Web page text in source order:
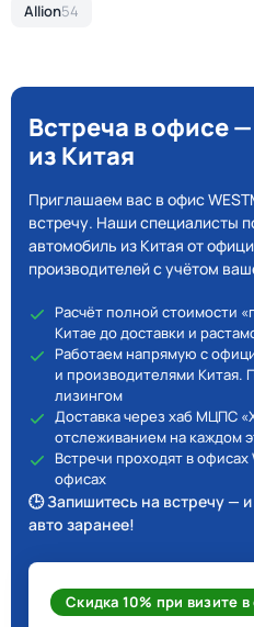
Allion54
Встреча в офисе
из Китая
Приглашаем вас в офис
встречу. Наши специалисты
автомобиль из Китая от
производителей с учётом
Расчёт полной стоимости
Китае до доставки и
Работаем напрямую с
и производителями Китая.
лизингом
Доставка через хаб МЦПС
отслеживанием на каждом
Встречи проходят в офисах
офисах
🕒 Запишитесь на встречу —
авто заранее!
Скидка 10% при визите